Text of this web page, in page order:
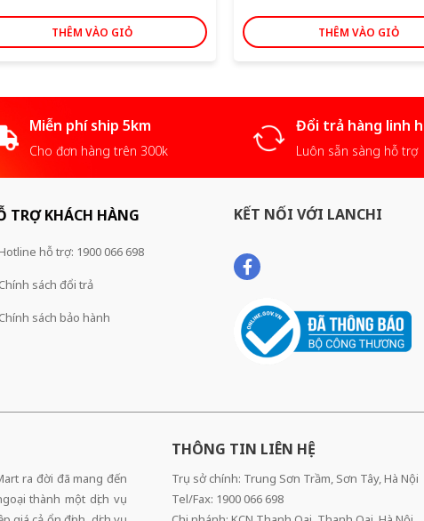
172,000 ₫.
THÊM VÀO GIỎ
51,000 ₫.
THÊM VÀO GIỎ
Miễn phí ship 5km
Cho đơn hàng trên 300k
Đổi trả hàng linh
Luôn sẵn sàng hỗ trợ
TRỢ KHÁCH HÀNG
hỗ trợ: 1900 066 698
Chính sách đổi trả
Chính sách bảo hành
KẾT NỐI VỚI LANCHI
ra đời đã mang đến
thành một dịch vụ
THÔNG TIN LIÊN HỆ
Trụ sở chính: Trung Sơn Trầm, Sơn Tây, Hà Nội
Tel/Fax: 1900 066 698